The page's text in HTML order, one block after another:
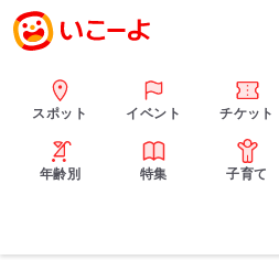
スポット イベント チケット
年齢別 特集 子育て